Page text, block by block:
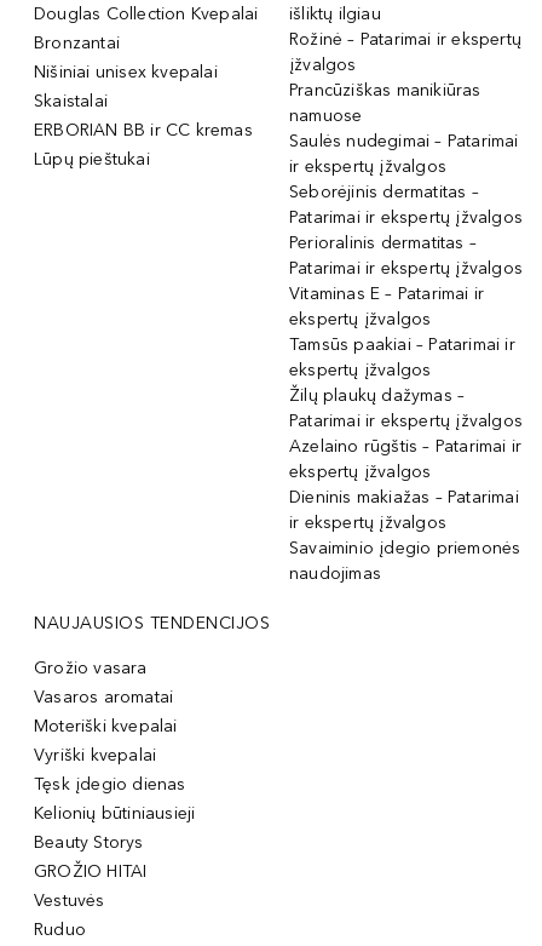
Douglas Collection Kvepalai
Bronzantai
Nišiniai unisex kvepalai
Skaistalai
ERBORIAN BB ir CC kremas
Lūpų pieštukai
išliktų ilgiau
Rožinė – Patarimai ir ekspertų
įžvalgos
Prancūziškas manikiūras
namuose
Saulės nudegimai – Patarimai
ir ekspertų įžvalgos
Seborėjinis dermatitas –
Patarimai ir ekspertų įžvalgos
Perioralinis dermatitas –
Patarimai ir ekspertų įžvalgos
Vitaminas E – Patarimai ir
ekspertų įžvalgos
Tamsūs paakiai – Patarimai ir
ekspertų įžvalgos
Žilų plaukų dažymas –
Patarimai ir ekspertų įžvalgos
Azelaino rūgštis – Patarimai ir
ekspertų įžvalgos
Dieninis makiažas – Patarimai
ir ekspertų įžvalgos
Savaiminio įdegio priemonės
naudojimas
NAUJAUSIOS TENDENCIJOS
Grožio vasara
Vasaros aromatai
Moteriški kvepalai
Vyriški kvepalai
Tęsk įdegio dienas
Kelionių būtiniausieji
Beauty Storys
GROŽIO HITAI
Vestuvės
Ruduo